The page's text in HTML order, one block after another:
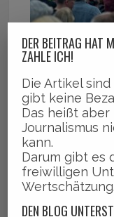
DER BEITRAG HAT
ZAHLE ICH!
Die Artikel
gibt keine
Das heißt aber
Journalismus
kann.
Darum gibt es
freiwilligen
Wertschätzung.
DEN BLOG